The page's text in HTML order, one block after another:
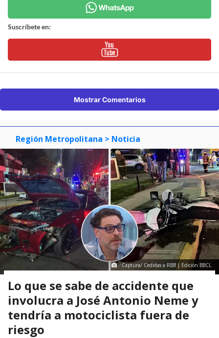
Suscríbete en:
Mostrar Comentarios
Región Metropolitana > Noticia
Captura/ Cedidas a RBB | Edición BBCL
Lo que se sabe de accidente que
involucra a José Antonio Neme y
tendría a motociclista fuera de
riesgo